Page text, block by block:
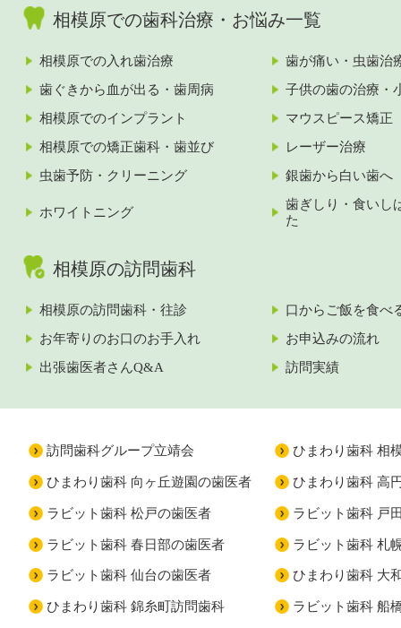
相模原での歯科治療・お悩み一覧
相模原での入れ歯治療
歯が痛い・虫歯治
歯ぐきから血が出る・歯周病
子供の歯の治療・
相模原でのインプラント
マウスピース矯正
相模原での矯正歯科・歯並び
レーザー治療
虫歯予防・クリーニング
銀歯から白い歯へ
ホワイトニング
歯ぎしり・食いし
た
相模原の訪問歯科
相模原の訪問歯科・往診
口からご飯を食べ
お年寄りのお口のお手入れ
お申込みの流れ
出張歯医者さんQ&A
訪問実績
訪問歯科グループ立靖会 ひまわり歯科 相
ひまわり歯科 向ヶ丘遊園の歯医者 ひまわり歯科 高
ラビット歯科 松戸の歯医者 ラビット歯科 戸
ラビット歯科 春日部の歯医者 ラビット歯科 札
ラビット歯科 仙台の歯医者 ひまわり歯科 大
ひまわり歯科 錦糸町訪問歯科 ラビット歯科 船